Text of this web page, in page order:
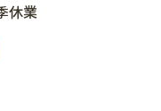
休業